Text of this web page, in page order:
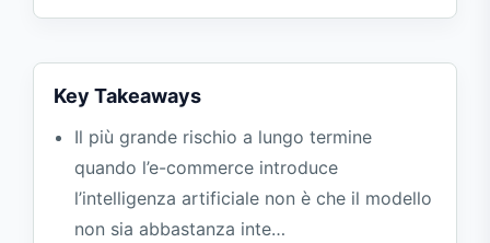
che rendono difficile il rollback degli
duplicazione dello sviluppo
Cosa dovrebbe includere un protocollo di
comunicazione AI Ready?
Il valore del protocollo unificato per
commercianti e sviluppatori
Key Takeaways
Il più grande rischio a lungo termine
quando l’e-commerce introduce
l’intelligenza artificiale non è che il modello
non sia abbastanza inte…